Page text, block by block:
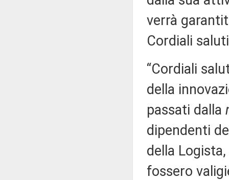
verrà
Cordiali
“Cordiali
della
passati dalla
dipendenti
della
fossero